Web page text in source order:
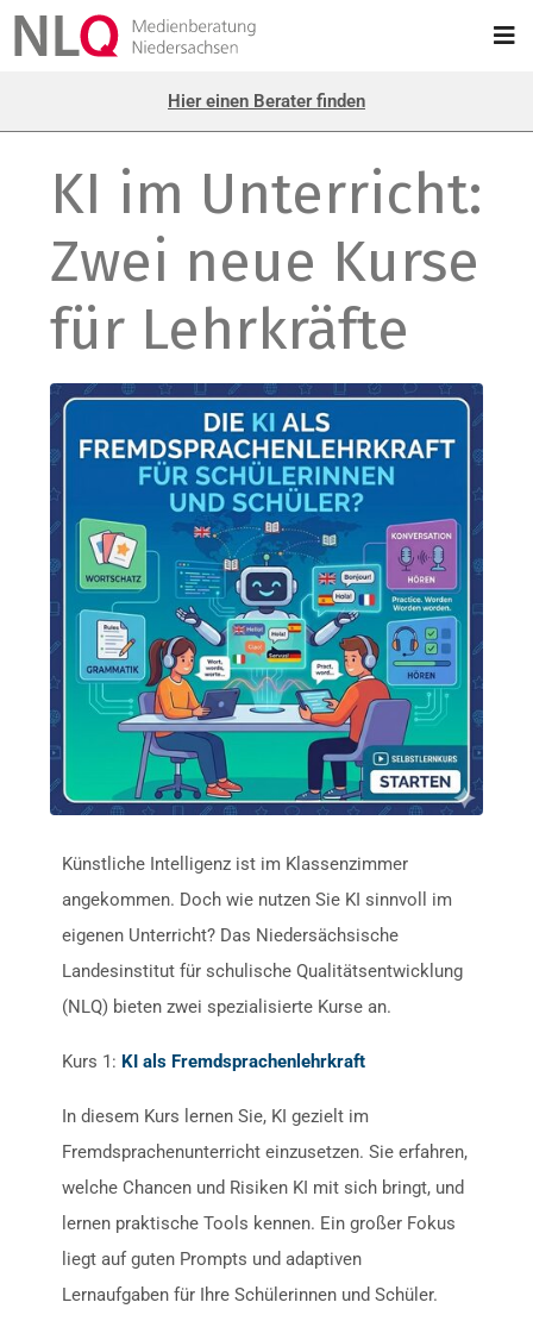
Hier einen Berater finden
KI im Unterricht:
Zwei neue Kurse
für Lehrkräfte
Künstliche Intelligenz ist im Klassenzimmer
angekommen. Doch wie nutzen Sie KI sinnvoll im
eigenen Unterricht? Das Niedersächsische
Landesinstitut für schulische Qualitätsentwicklung
(NLQ) bieten zwei spezialisierte Kurse an.
Kurs 1: KI als Fremdsprachenlehrkraft
In diesem Kurs lernen Sie, KI gezielt im
Fremdsprachenunterricht einzusetzen. Sie erfahren,
welche Chancen und Risiken KI mit sich bringt, und
lernen praktische Tools kennen. Ein großer Fokus
liegt auf guten Prompts und adaptiven
Lernaufgaben für Ihre Schülerinnen und Schüler.